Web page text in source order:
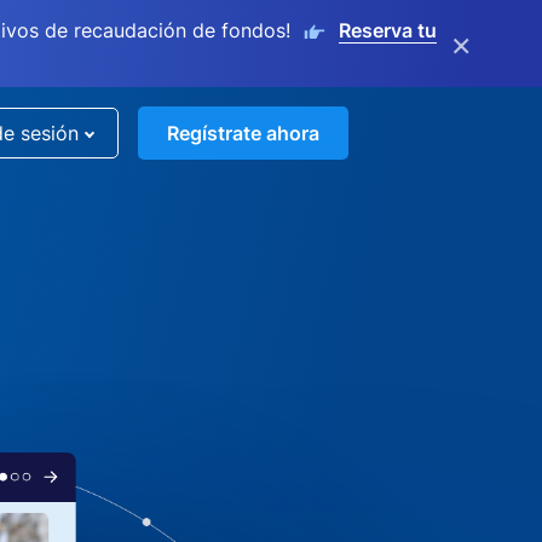
de recaudación de fondos! Reserva tu ×
sesión Regístrate ahora